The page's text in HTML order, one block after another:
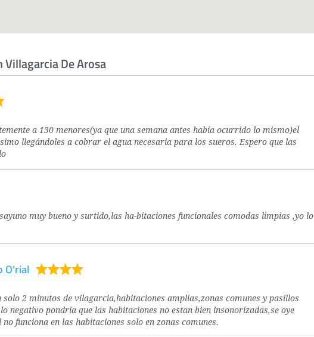
Villagarcia De Arosa
a 130 menores(ya que una semana antes había ocurrido lo mismo)el
llegándoles a cobrar el agua necesaria para los sueros. Espero que las
muy bueno y surtido,las ha-bitaciones funcionales comodas limpias ,yo lo
O'rial
2 minutos de vilagarcia,habitaciones amplias,zonas comunes y pasillos
negativo pondria que las habitaciones no estan bien insonorizadas,se oye
funciona en las habitaciones solo en zonas comunes.